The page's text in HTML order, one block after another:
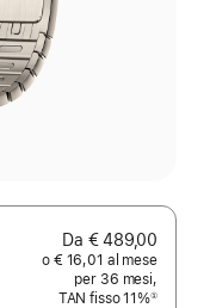
Da € 489,00
o € 16,01 al mese
per 36 mesi,
TAN fisso 11%①